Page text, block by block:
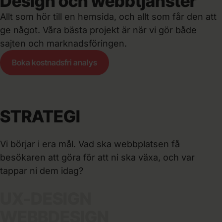
Allt som hör till en hemsida, och allt som får den att
ge något. Våra bästa projekt är när vi gör både
sajten och marknadsföringen.
Boka kostnadsfri analys
STRATEGI
Vi börjar i era mål. Vad ska webbplatsen få
besökaren att göra för att ni ska växa, och var
tappar ni dem idag?